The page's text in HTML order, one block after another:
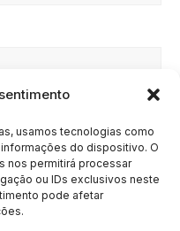
usamos tecnologias como
do dispositivo. O
nos permitirá processar
ou IDs exclusivos neste
pode afetar